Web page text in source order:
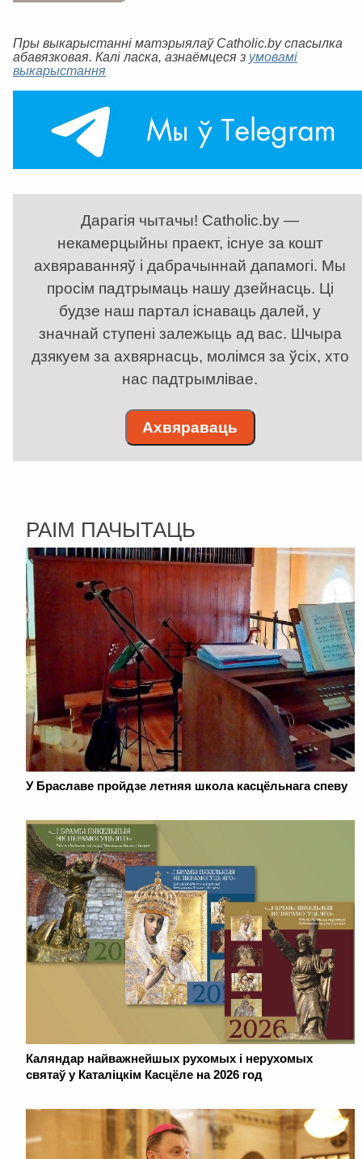
Пры выкарыстанні матэрыялаў Catholic.by спасылка
абавязковая. Калі ласка, азнаёмцеся з умовамі
выкарыстання
Дарагія чытачы! Catholic.by —
некамерцыйны праект, існуе за кошт
ахвяраванняў і дабрачыннай дапамогі. Мы
просім падтрымаць нашу дзейнасць. Ці
будзе наш партал існаваць далей, у
значнай ступені залежыць ад вас. Шчыра
дзякуем за ахвярнасць, молімся за ўсіх, хто
нас падтрымлівае.
Ахвяраваць
РАІМ ПАЧЫТАЦЬ
У Браславе пройдзе летняя школа касцёльнага спеву
Каляндар найважнейшых рухомых і нерухомых
святаў у Каталіцкім Касцёле на 2026 год